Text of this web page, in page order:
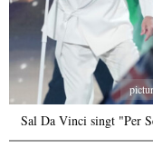
Sal Da Vinci singt "Per